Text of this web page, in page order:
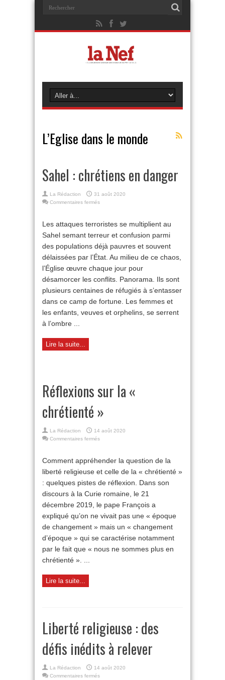
L’Eglise dans le monde
Sahel : chrétiens en danger
La Rédaction
31 août 2020
Commentaires fermés
chrétiens
en
Les attaques terroristes se multiplient au
Sahel semant terreur et confusion parmi
des populations déjà pauvres et souvent
délaissées par l’État. Au milieu de ce chaos,
l’Église œuvre chaque jour pour
désamorcer les conflits. Panorama. Ils sont
plusieurs centaines de réfugiés à s’entasser
dans ce camp de fortune. Les femmes et
les enfants, veuves et orphelins, se serrent
à l’ombre ...
Lire la suite...
Réflexions sur la «
chrétienté »
La Rédaction
14 août 2020
Commentaires fermés
la
«
»
Comment appréhender la question de la
liberté religieuse et celle de la « chrétienté »
: quelques pistes de réflexion. Dans son
discours à la Curie romaine, le 21
décembre 2019, le pape François a
expliqué qu’on ne vivait pas une « époque
de changement » mais un « changement
d’époque » qui se caractérise notamment
par le fait que « nous ne sommes plus en
chrétienté ». ...
Lire la suite...
Liberté religieuse : des
défis inédits à relever
La Rédaction
14 août 2020
Commentaires fermés